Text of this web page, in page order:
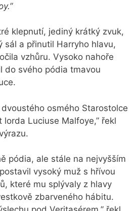
klepnutí, jediný krátký zvuk,
sál a přinutil Harryho hlavu,
vzhůru. Vysoko nahoře
do svého pódia tmavou
osmého Starostolce
Luciuse Malfoye,” řekl
pódia, ale stále na nejvyšším
vysoký muž s hřívou
které mu splývaly z hlavy
zbarveného hábitu.